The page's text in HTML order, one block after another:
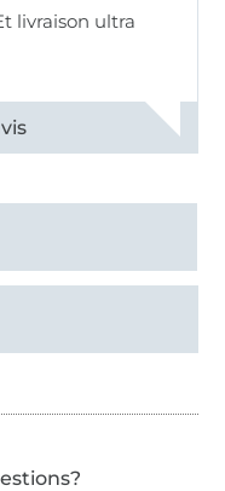
livraison ultra